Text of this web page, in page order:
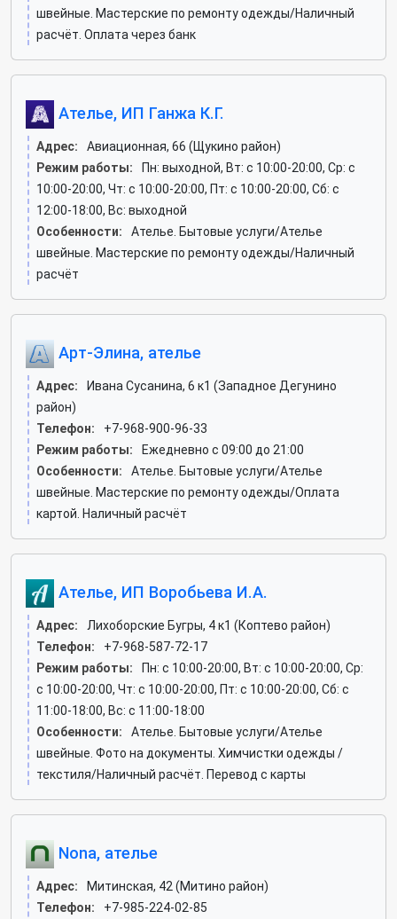
швейные. Мастерские по ремонту одежды/Наличный
расчёт. Оплата через банк
Ателье, ИП Ганжа К.Г.
Адрес:
Авиационная, 66 (Щукино район)
Режим работы:
Пн: выходной, Вт: c 10:00-20:00, Ср: c
10:00-20:00, Чт: c 10:00-20:00, Пт: c 10:00-20:00, Сб: c
12:00-18:00, Вс: выходной
Особенности:
Ателье. Бытовые услуги/Ателье
швейные. Мастерские по ремонту одежды/Наличный
расчёт
Арт-Элина, ателье
Адрес:
Ивана Сусанина, 6 к1 (Западное Дегунино
район)
Телефон:
+7-968-900-96-33
Режим работы:
Ежедневно с 09:00 до 21:00
Особенности:
Ателье. Бытовые услуги/Ателье
швейные. Мастерские по ремонту одежды/Оплата
картой. Наличный расчёт
Ателье, ИП Воробьева И.А.
Адрес:
Лихоборские Бугры, 4 к1 (Коптево район)
Телефон:
+7-968-587-72-17
Режим работы:
Пн: c 10:00-20:00, Вт: c 10:00-20:00, Ср:
c 10:00-20:00, Чт: c 10:00-20:00, Пт: c 10:00-20:00, Сб: c
11:00-18:00, Вс: c 11:00-18:00
Особенности:
Ателье. Бытовые услуги/Ателье
швейные. Фото на документы. Химчистки одежды /
текстиля/Наличный расчёт. Перевод с карты
Nona, ателье
Адрес:
Митинская, 42 (Митино район)
Телефон:
+7-985-224-02-85